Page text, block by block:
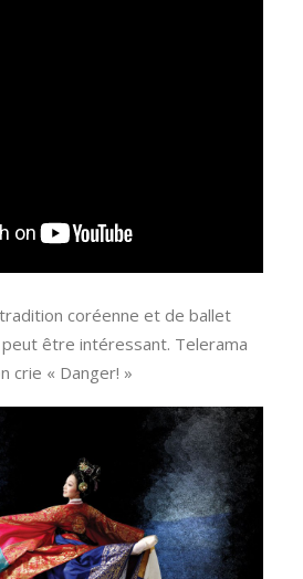
coréenne et de ballet
être intéressant. Telerama
crie « Danger! »